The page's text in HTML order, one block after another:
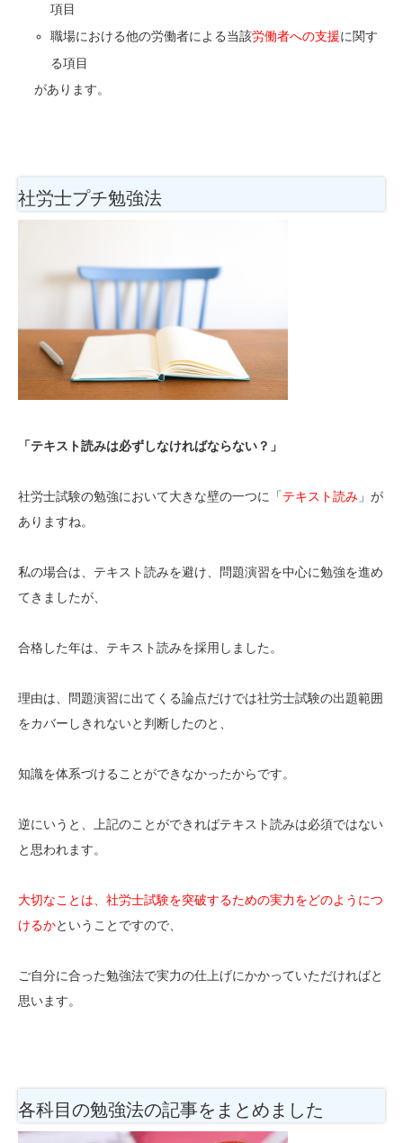
項目
職場における他の労働者による当該労働者への支援に関す
る項目
があります。
社労士プチ勉強法
「テキスト読みは必ずしなければならない？」
社労士試験の勉強において大きな壁の一つに「テキスト読み 」が
ありますね。
私の場合は、テキスト読みを避け、問題演習を中心に勉強を進め
てきましたが、
合格した年は、テキスト読みを採用しました。
理由は、問題演習に出てくる論点だけでは社労士試験の出題範囲
をカバーしきれないと判断したのと、
知識を体系づけることができなかったからです。
逆にいうと、上記のことができればテキスト読みは必須ではない
と思われます。
大切なことは、社労士試験を突破するための実力をどのようにつ
けるかということですので、
ご自分に合った勉強法で実力の仕上げにかかっていただければと
思います。
各科目の勉強法の記事をまとめました